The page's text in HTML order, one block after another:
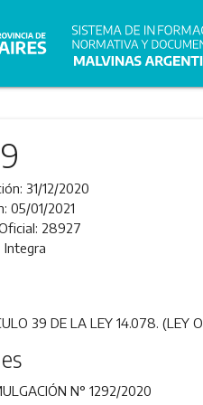
31/12/2020
05/01/2021
28927
Integra
39 DE LA LEY 14.078. (LEY
N° 1292/2020